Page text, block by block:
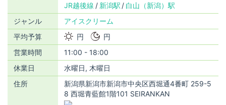
JR越後線
新潟駅
白山（新潟）駅
ジャンル
アイスクリーム
平均予算
円
円
営業時間
11:00 - 18:00
休業日
水曜日, 木曜日
住所
新潟県新潟市新潟市中央区西堀通4番町 259-5
8 西堀青藍館1階101 SEIRANKAN